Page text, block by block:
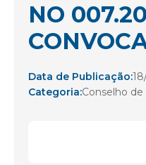
NO
Data de Publicação:
Categoria:Conselho